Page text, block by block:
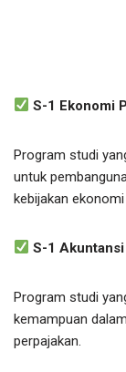
S-1 Ekonomi
Program studi
untuk
kebijakan
S-1
Program studi
kemampuan
perpajakan.